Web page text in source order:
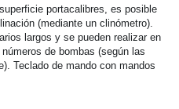
portacalibres, es posible
(mediante un clinómetro).
largos y se pueden realizar en
de bombas (según las
Teclado de mando con mandos